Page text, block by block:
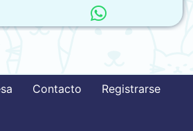
Contacto Registrarse